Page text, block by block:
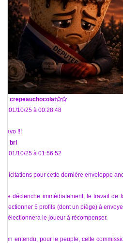
crepeauchocolat
Le 01/10/25 à 00:28:48
Bravo !!!
bri
Le 01/10/25 à 01:56:52
Félicitations pour cette dernière enveloppe
Elle déclenche immédiatement, le travail de
sélectionner 5 profils (dont un piège) à
il sélectionnera le joueur à récompenser.
Bien entendu, pour le peuple, cette